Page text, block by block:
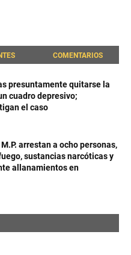
COMENTARIOS
presuntamente quitarse la
cuadro depresivo;
el caso
arrestan a ocho personas,
sustancias narcóticas y
allanamientos en